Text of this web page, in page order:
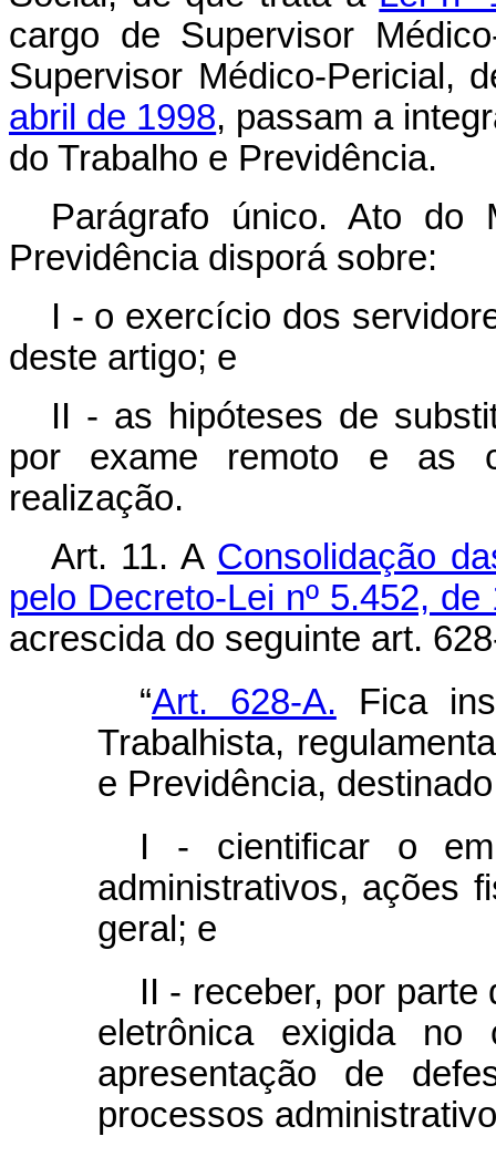
cargo de Supervisor
Supervisor Médico-Pericial,
abril de 1998, passam a
do Trabalho e Previdência.
Parágrafo único. Ato do
Previdência disporá sobre:
I - o exercício dos
deste artigo; e
II - as hipóteses de
por exame remoto e as
realização.
Art. 11. A Consolidação
pelo Decreto-Lei nº 5.452, de
acrescida do seguinte art.
“Art. 628-A. Fica
Trabalhista,
e Previdência,
I - cientificar o
administrativos, ações
geral; e
II - receber, por parte
eletrônica exigida
apresentação de
processos